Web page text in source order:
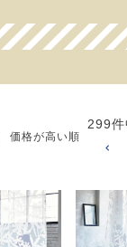
価格が高い順
299件